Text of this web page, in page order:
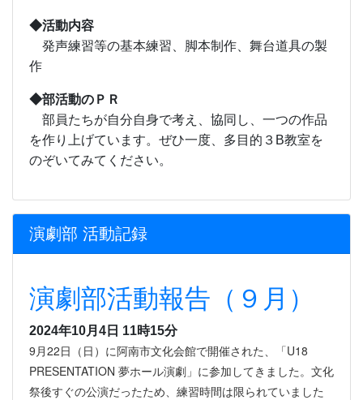
◆活動内容
発声練習等の基本練習、脚本制作、舞台道具の製
作
◆部活動のＰＲ
部員たちが自分自身で考え、協同し、一つの作品
を作り上げています。ぜひ一度、多目的３B教室を
のぞいてみてください。
演劇部 活動記録
演劇部活動報告（９月）
2024年10月4日 11時15分
9月22日（日）に阿南市文化会館で開催された、「U18
PRESENTATION 夢ホール演劇」に参加してきました。文化
祭後すぐの公演だったため、練習時間は限られていました